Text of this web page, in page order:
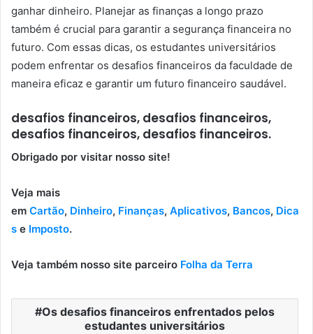
ganhar dinheiro. Planejar as finanças a longo prazo
também é crucial para garantir a segurança financeira no
futuro. Com essas dicas, os estudantes universitários
podem enfrentar os desafios financeiros da faculdade de
maneira eficaz e garantir um futuro financeiro saudável.
desafios financeiros, desafios financeiros,
desafios financeiros, desafios financeiros.
Obrigado por visitar nosso site!
Veja mais
em Cartão, Dinheiro, Finanças, Aplicativos, Bancos, Dica
s e Imposto.
Veja também nosso site parceiro Folha da Terra
Os desafios financeiros enfrentados pelos
estudantes universitários